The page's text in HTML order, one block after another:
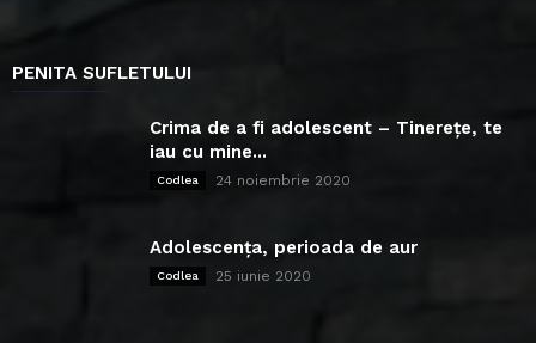
PENITA SUFLETULUI
Crima de a fi adolescent – Tinerețe, te
iau cu mine...
Codlea 24 noiembrie 2020
Adolescența, perioada de aur
Codlea 25 iunie 2020